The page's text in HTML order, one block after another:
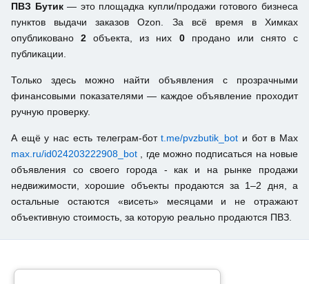
ПВЗ Бутик— это площадка купли/продажи готового бизнеса
пунктов выдачи заказов Ozon. За всё время в Химках
опубликовано2 объекта, из них 0продано или снято с
публикации.
Только здесь можно найти объявления с прозрачными
финансовыми показателями — каждое объявление проходит
ручную проверку.
А ещё у нас есть телеграм-ботt.me/pvzbutik_bot и бот в Max
max.ru/id024203222908_bot
, где можно подписаться на новые
объявления со своего города - как и на рынке продажи
недвижимости, хорошие объекты продаются за 1–2 дня, а
остальные остаются «висеть» месяцами и не отражают
объективную стоимость, за которую реально продаются ПВЗ.